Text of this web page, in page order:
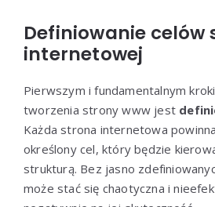
Definiowanie celów
internetowej
Pierwszym i fundamentalnym
tworzenia strony www jest
Każda strona internetowa
określony cel, który będzie
strukturą. Bez jasno
może stać się chaotyczna i